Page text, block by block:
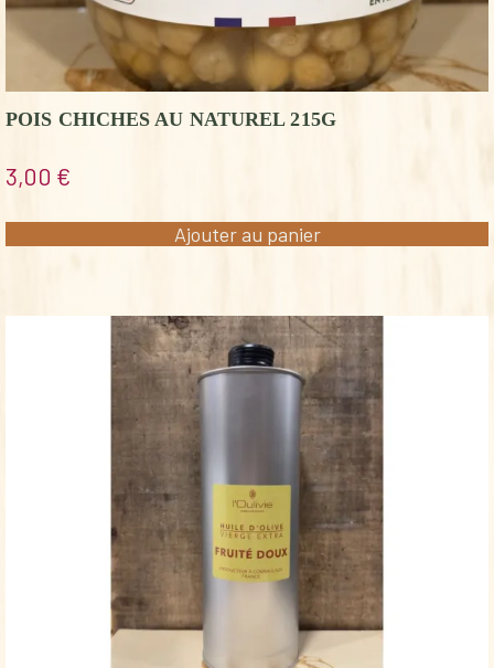
POIS CHICHES AU NATUREL 215G
3,00 €
Ajouter au panier